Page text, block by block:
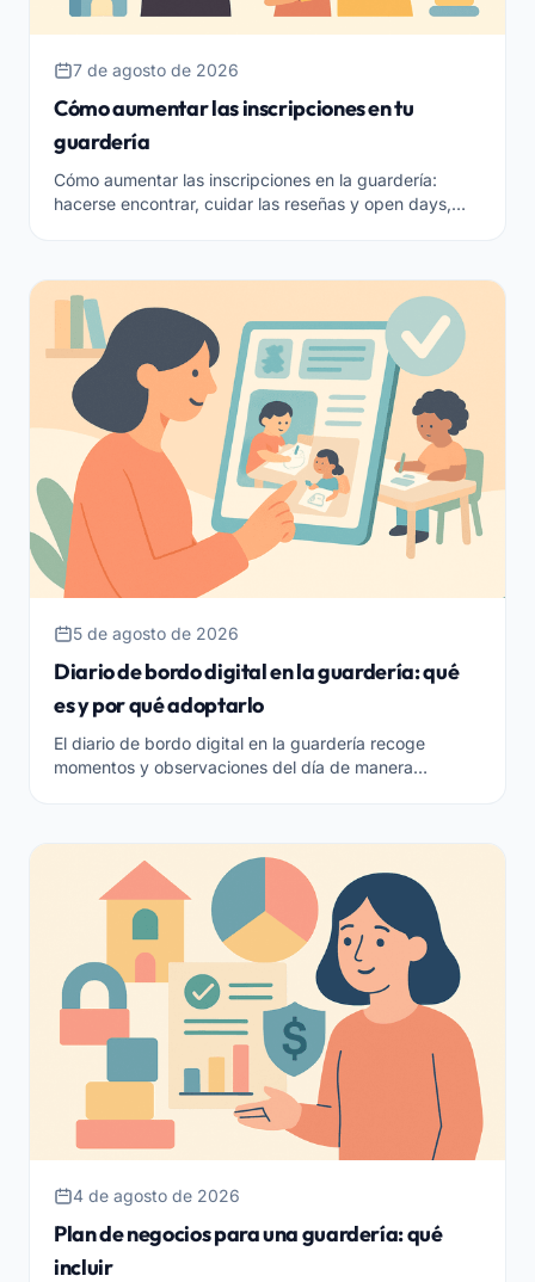
7 de agosto de 2026
Cómo aumentar las inscripciones en tu
guardería
Cómo aumentar las inscripciones en la guardería:
hacerse encontrar, cuidar las reseñas y open days,
5 de agosto de 2026
Diario de bordo digital en la guardería: qué
es y por qué adoptarlo
El diario de bordo digital en la guardería recoge
momentos y observaciones del día de manera
4 de agosto de 2026
Plan de negocios para una guardería: qué
incluir